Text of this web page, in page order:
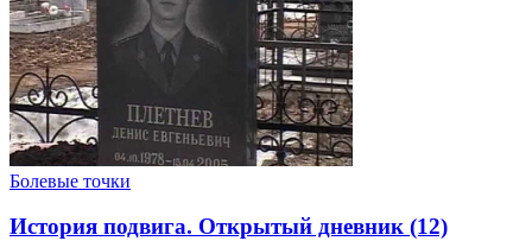
Болевые точки
История подвига. Открытый дневник (12)